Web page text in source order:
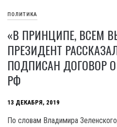
ПОЛИТИКА
«В ПРИНЦИПЕ, ВСЕМ
ПРЕЗИДЕНТ
ПОДПИСАН ДОГОВОР О
РФ
13 ДЕКАБРЯ, 2019
По словам Владимира